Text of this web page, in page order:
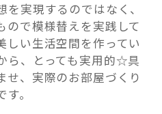
実現するのではなく、
ので模様替えを実践して
しい生活空間を作ってい
ら、とっても実用的☆具
せ、実際のお部屋づくり
。